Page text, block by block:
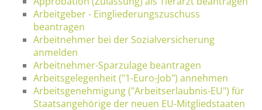
Arbeitgeber - Eingliederungszuschuss
beantragen
Arbeitnehmer bei der Sozialversicherung
anmelden
Arbeitnehmer-Sparzulage beantragen
Arbeitsgelegenheit ("1-Euro-Job") annehmen
Arbeitsgenehmigung ("Arbeitserlaubnis-EU") für
Staatsangehörige der neuen EU-Mitgliedstaaten